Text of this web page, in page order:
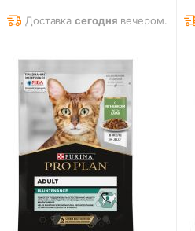
Доставкасегодня вечером.